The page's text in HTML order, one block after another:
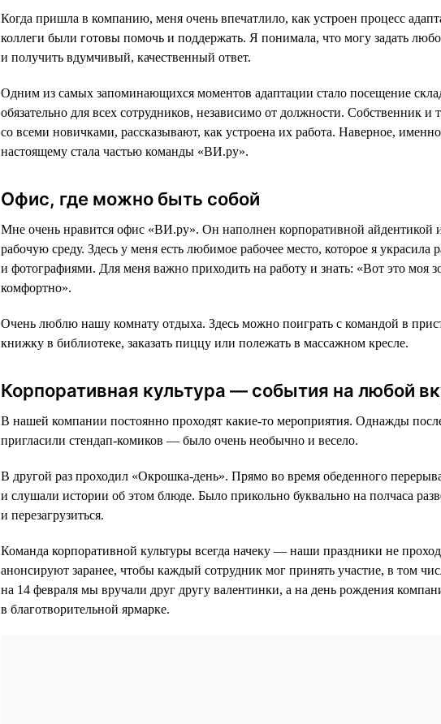
Когда пришла в компанию, меня очень впечатлило, как устроен процесс
коллеги были готовы помочь и поддержать. Я понимала, что могу задать
и получить вдумчивый, качественный ответ.
Одним из самых запоминающихся моментов адаптации стало посещение
обязательно для всех сотрудников, независимо от должности. Собственник и
со всеми новичками, рассказывают, как устроена их работа. Наверное,
настоящему стала частью команды «ВИ.ру».
Офис, где можно быть собой
Мне очень нравится офис «ВИ.ру». Он наполнен корпоративной айдентикой
рабочую среду. Здесь у меня есть любимое рабочее место, которое я
и фотографиями. Для меня важно приходить на работу и знать: «Вот это моя
комфортно».
Очень люблю нашу комнату отдыха. Здесь можно поиграть с командой в
книжку в библиотеке, заказать пиццу или полежать в массажном кресле.
Корпоративная культура — события на любой
В нашей компании постоянно проходят какие-то мероприятия. Однажды
пригласили стендап-комиков — было очень необычно и весело.
В другой раз проходил «Окрошка-день». Прямо во время обеденного
и слушали истории об этом блюде. Было прикольно буквально на полчаса
и перезагрузиться.
Команда корпоративной культуры всегда начеку — наши праздники не
анонсируют заранее, чтобы каждый сотрудник мог принять участие, в том
на 14 февраля мы вручали друг другу валентинки, а на день рождения
в благотворительной ярмарке.